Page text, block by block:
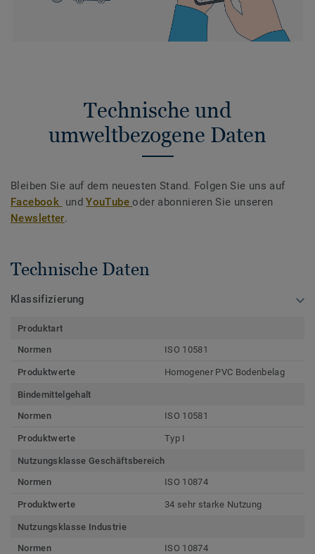
Technische und
umweltbezogene Daten
Bleiben Sie auf dem neuesten Stand. Folgen Sie uns auf
Facebook undYouTubeoder abonnieren Sie unseren
Newsletter.
Technische Daten
Klassifizierung
Produktart
Normen
ISO 10581
Produktwerte Homogener PVC Bodenbelag
Bindemittelgehalt
Normen
ISO 10581
Produktwerte Typ I
Nutzungsklasse Geschäftsbereich
Normen
ISO 10874
Produktwerte 34 sehr starke Nutzung
Nutzungsklasse Industrie
Normen
ISO 10874